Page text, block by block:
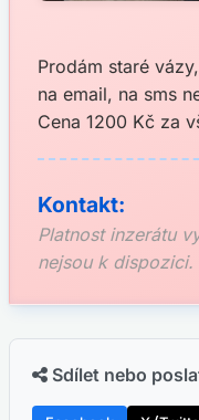
Prodám staré
na email, na sms
Cena 1200 Kč za
Kontakt:
Platnost inzerátu
nejsou k dispozici.
Sdílet nebo